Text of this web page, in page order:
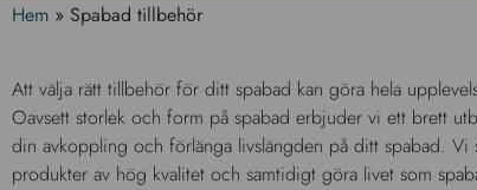
Hem » Spabad tillbehör
Att välja rätt tillbehör för ditt spabad kan göra hela
Oavsett storlek och form på spabad erbjuder vi ett brett
din avkoppling och förlänga livslängden på ditt spabad. Vi
produkter av hög kvalitet och samtidigt göra livet som
trevligare. Kolla därför in våra spabad tillbehör och glöm